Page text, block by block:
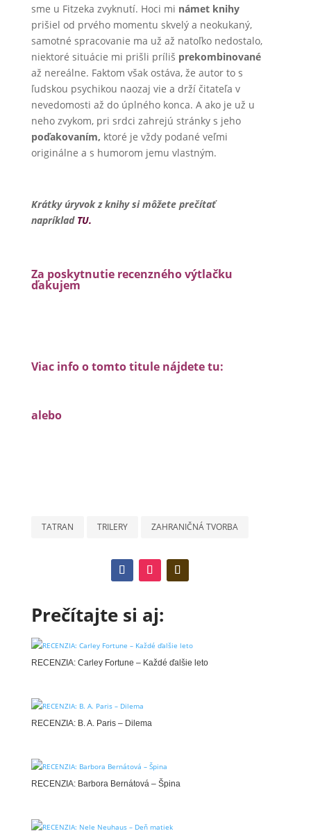
sme u Fitzeka zvyknutí. Hoci mi námet knihy
prišiel od prvého momentu skvelý a neokukaný,
samotné spracovanie ma už až natoľko nedostalo,
niektoré situácie mi prišli príliš prekombinované
až nereálne. Faktom však ostáva, že autor to s
ľudskou psychikou naozaj vie a drží čitateľa v
nevedomosti až do úplného konca. A ako je už u
neho zvykom, pri srdci zahrejú stránky s jeho
poďakovaním, ktoré je vždy podané veľmi
originálne a s humorom jemu vlastným.
Krátky úryvok z knihy si môžete prečítať
napríklad TU.
Za poskytnutie recenzného výtlačku
ďakujem
Viac info o tomto titule nájdete tu:
alebo
TATRAN TRILERY ZAHRANIČNÁ TVORBA
Prečítajte si aj:
RECENZIA: Carley Fortune – Každé ďalšie leto
RECENZIA: B. A. Paris – Dilema
RECENZIA: Barbora Bernátová – Špina